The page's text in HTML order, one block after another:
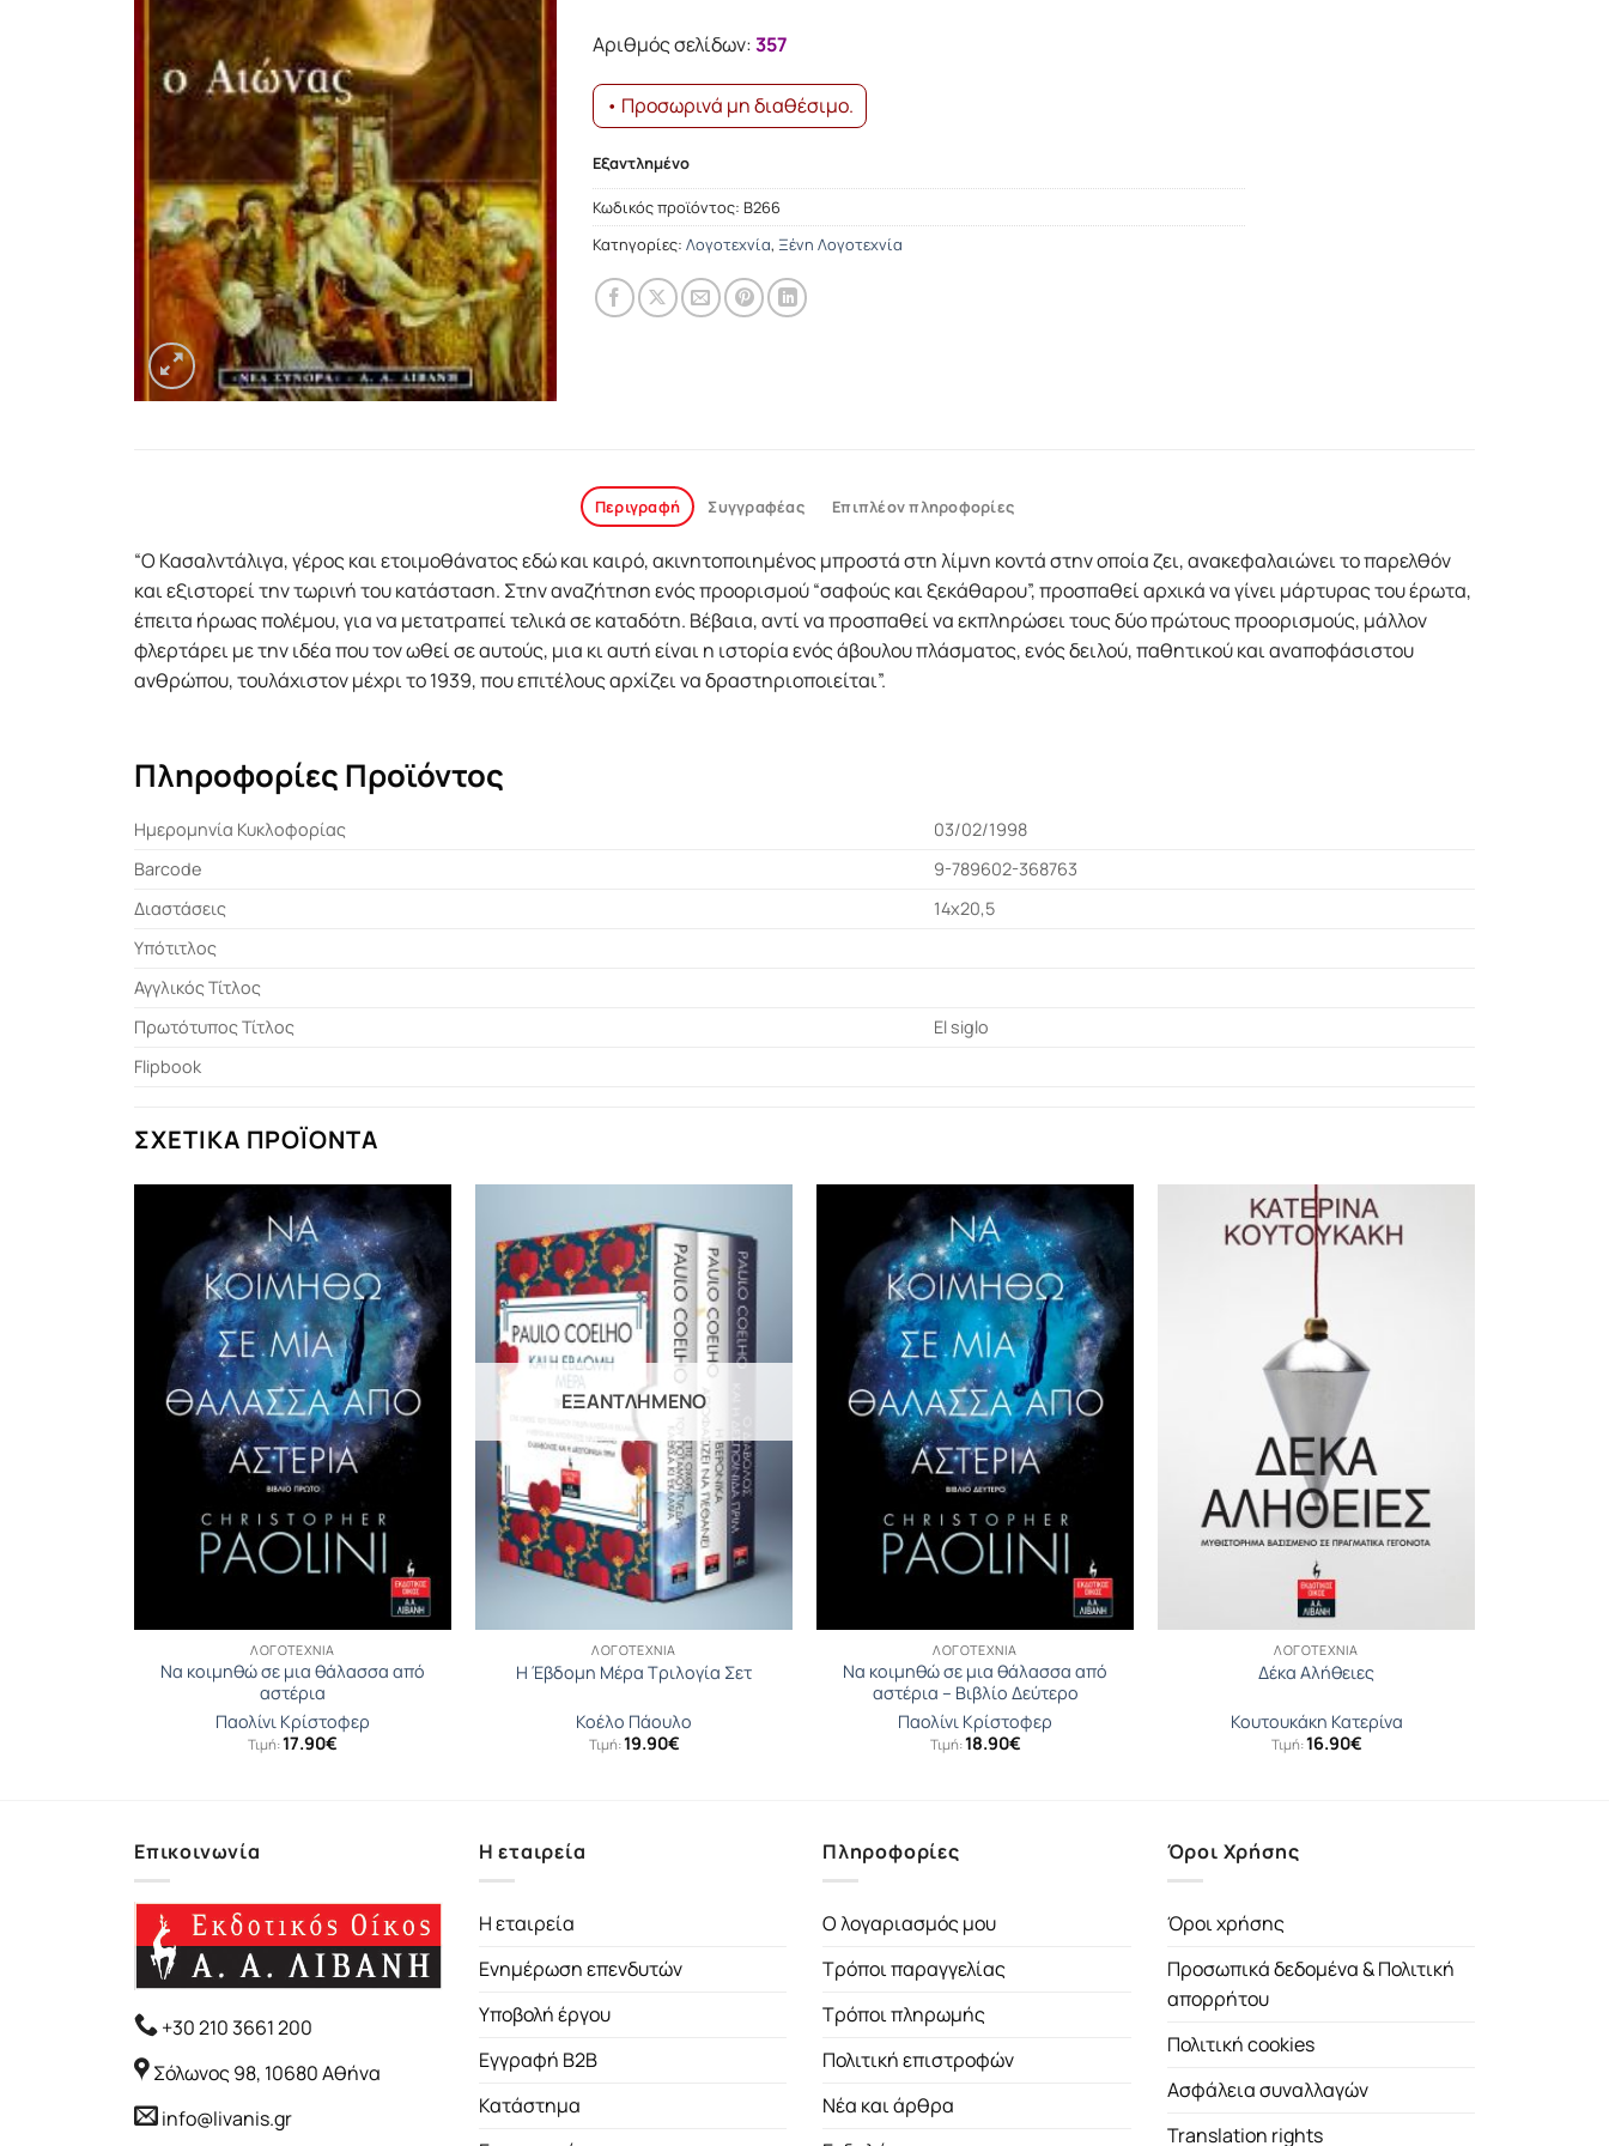
17.33€.
Αριθμός σελίδων:357
• Προσωρινά μη διαθέσιμο.
Εξαντλημένο
Κωδικός προϊόντος:Β266
Κατηγορίες:Λογοτεχνία, Ξένη Λογοτεχνία
Περιγραφή Συγγραφέας Επιπλέον πληροφορίες
“Ο Κασαλντάλιγα, γέρος και ετοιμοθάνατος εδώ και καιρό, ακινητοποιημένος μπροστά στη λίμνη κοντά στην οποία ζει, ανακεφαλαιώνει το παρελθόν
και εξιστορεί την τωρινή του κατάσταση. Στην αναζήτηση ενός προορισμού “σαφούς και ξεκάθαρου”, προσπαθεί αρχικά να γίνει μάρτυρας του έρωτα,
έπειτα ήρωας πολέμου, για να μετατραπεί τελικά σε καταδότη. Βέβαια, αντί να προσπαθεί να εκπληρώσει τους δύο πρώτους προορισμούς, μάλλον
φλερτάρει με την ιδέα που τον ωθεί σε αυτούς, μια κι αυτή είναι η ιστορία ενός άβουλου πλάσματος, ενός δειλού, παθητικού και αναποφάσιστου
ανθρώπου, τουλάχιστον μέχρι το 1939, που επιτέλους αρχίζει να δραστηριοποιείται”.
Πληροφορίες Προϊόντος
Ημερομηνία Κυκλοφορίας
03/02/1998
Barcode
9-789602-368763
Διαστάσεις
14x20,5
Υπότιτλος
Αγγλικός Τίτλος
Πρωτότυπος Τίτλος
El siglo
Flipbook
ΣΧΕΤΙΚΆ ΠΡΟΪΌΝΤΑ
ΛΟΓΟΤΕΧΝΊΑ
Να κοιμηθώ σε μια θάλασσα από
αστέρια
Παολίνι Κρίστοφερ
Τιμή:17.90€
ΕΞΑΝΤΛΗΜΈΝΟ
ΛΟΓΟΤΕΧΝΊΑ
Η Έβδομη Μέρα Τριλογία Σετ
Κοέλο Πάουλο
Τιμή:19.90€
ΛΟΓΟΤΕΧΝΊΑ
Να κοιμηθώ σε μια θάλασσα από
αστέρια – Βιβλίο Δεύτερο
Παολίνι Κρίστοφερ
Τιμή:18.90€
ΛΟΓΟΤΕΧΝΊΑ
Δέκα Αλήθειες
Κουτουκάκη Κατερίνα
Τιμή:16.90€
Επικοινωνία
+30 210 3661 200
Σόλωνος 98, 10680 Αθήνα
info@livanis.gr
Η εταιρεία
Η εταιρεία
Ενημέρωση επενδυτών
Υποβολή έργου
Εγγραφή B2B
Κατάστημα
Πληροφορίες
Ο λογαριασμός μου
Τρόποι παραγγελίας
Τρόποι πληρωμής
Πολιτική επιστροφών
Νέα και άρθρα
Όροι Χρήσης
Όροι χρήσης
Προσωπικά δεδομένα & Πολιτική
απορρήτου
Πολιτική cookies
Ασφάλεια συναλλαγών
Translation rights